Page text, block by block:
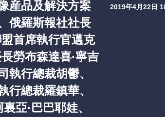
産品及解決方案
俄羅斯報社社長
首席執行官邁克
勞布森達喜·寧吉
執行總裁胡鬱、
行總裁羅鎮華、
亞·巴巴耶娃、
2019年4月22日